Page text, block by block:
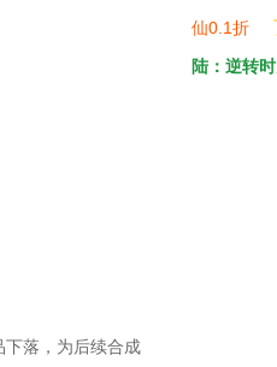
下落，为后续合成
仙0.1折
陆：逆转